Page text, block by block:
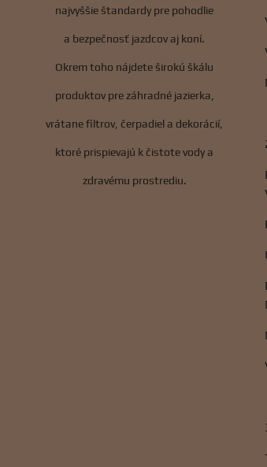
najvyššie štandardy pre pohodlie
a bezpečnosť jazdcov aj koní.
Okrem toho nájdete širokú škálu
produktov pre záhradné jazierka,
vrátane filtrov, čerpadiel a dekorácií,
ktoré prispievajú k čistote vody a
zdravému prostrediu.